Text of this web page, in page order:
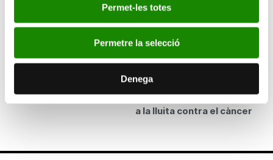
Permet-les totes
Permetre la selecció
Denega
ANTERIOR
Bancaixa subvencionarà la posada en marxa de
dos acceleradors linials d’última tecnologia per
a la lluita contra el càncer
Els romanesos ocupen el tercer lloc en el
nombre d’immigrants a Espanya